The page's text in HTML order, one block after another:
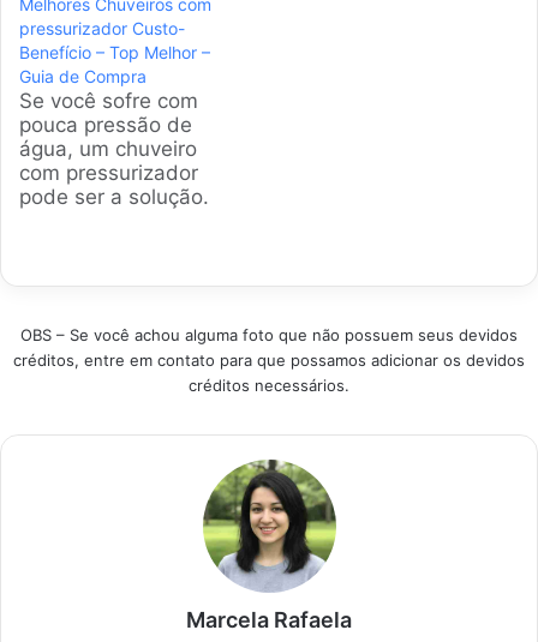
populares do
mercado brasileiro
para ajudar na sua
decisão. Este guia
apresenta opções
que combinam
eficiência energética,
conforto e
durabilidade para um
Melhores Chuveiros com
pressurizador Custo-
Benefício – Top Melhor –
Guia de Compra
Se você sofre com
pouca pressão de
água, um chuveiro
com pressurizador
pode ser a solução.
para garantir que seu
forte e relaxante,
transformando sua
rotina com um jato
Produtos em
OBS – Se você achou alguma foto que não possuem seus devidos
créditos, entre em contato para que possamos adicionar os devidos
créditos necessários.
Marcela Rafaela